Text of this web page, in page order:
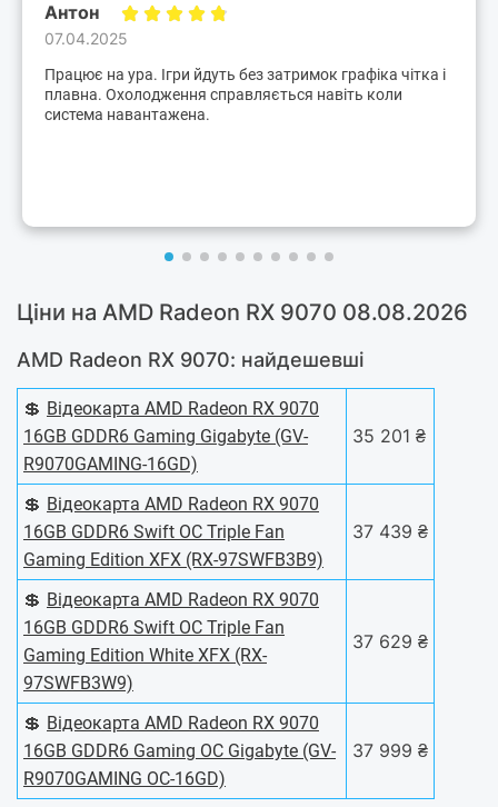
Антон
07.04.2025
Працює на ура. Ігри йдуть без затримок графіка чітка і
плавна. Охолодження справляється навіть коли
система навантажена.
Ціни на AMD Radeon RX 9070 08.08.2026
AMD Radeon RX 9070: найдешевші
💲 Відеокарта AMD Radeon RX 9070
16GB GDDR6 Gaming Gigabyte (GV-
R9070GAMING-16GD)
35 201 ₴
💲 Відеокарта AMD Radeon RX 9070
16GB GDDR6 Swift OC Triple Fan
Gaming Edition XFX (RX-97SWFB3B9)
37 439 ₴
💲 Відеокарта AMD Radeon RX 9070
16GB GDDR6 Swift OC Triple Fan
Gaming Edition White XFX (RX-
97SWFB3W9)
37 629 ₴
💲 Відеокарта AMD Radeon RX 9070
16GB GDDR6 Gaming OC Gigabyte (GV-
R9070GAMING OC-16GD)
37 999 ₴